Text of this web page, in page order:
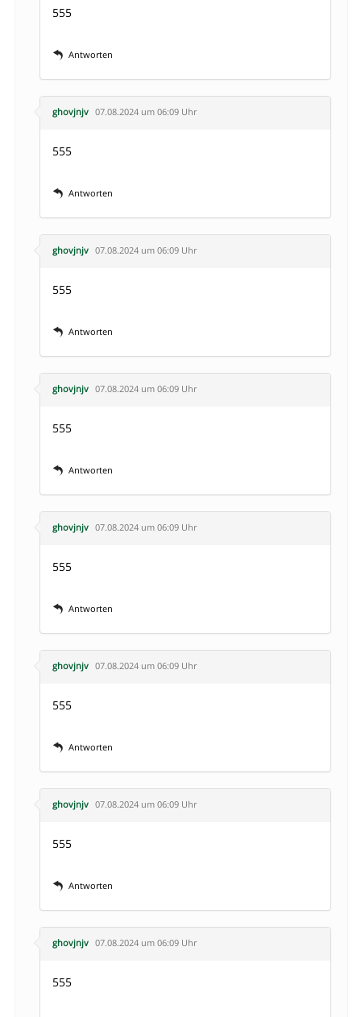
555
Antworten
ghovjnjv 07.08.2024 um 06:09 Uhr
555
Antworten
ghovjnjv 07.08.2024 um 06:09 Uhr
555
Antworten
ghovjnjv 07.08.2024 um 06:09 Uhr
555
Antworten
ghovjnjv 07.08.2024 um 06:09 Uhr
555
Antworten
ghovjnjv 07.08.2024 um 06:09 Uhr
555
Antworten
ghovjnjv 07.08.2024 um 06:09 Uhr
555
Antworten
ghovjnjv 07.08.2024 um 06:09 Uhr
555